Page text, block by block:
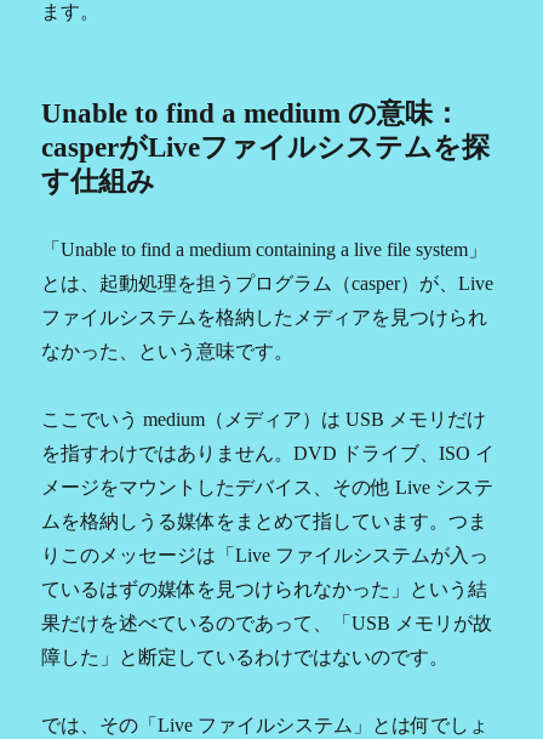
ます。
Unable to find a medium の意味：
casperがLiveファイルシステムを探
す仕組み
「Unable to find a medium containing a live file system」
とは、起動処理を担うプログラム（casper）が、Live
ファイルシステムを格納したメディアを見つけられ
なかった、という意味です。
ここでいう medium（メディア）は USB メモリだけ
を指すわけではありません。DVD ドライブ、ISO イ
メージをマウントしたデバイス、その他 Live システ
ムを格納しうる媒体をまとめて指しています。つま
りこのメッセージは「Live ファイルシステムが入っ
ているはずの媒体を見つけられなかった」という結
果だけを述べているのであって、「USB メモリが故
障した」と断定しているわけではないのです。
では、その「Live ファイルシステム」とは何でしょ